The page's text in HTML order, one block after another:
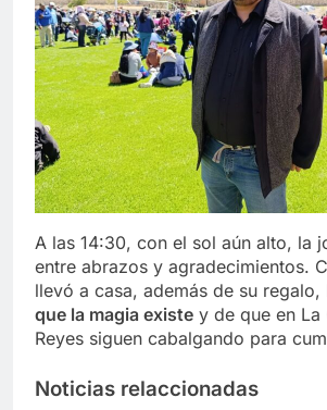
A las 14:30, con el sol aún alto, la
entre abrazos y agradecimientos.
llevó a casa, además de su regalo,
que la magia existe y de que en La
Reyes siguen cabalgando para
Noticias relaccionadas